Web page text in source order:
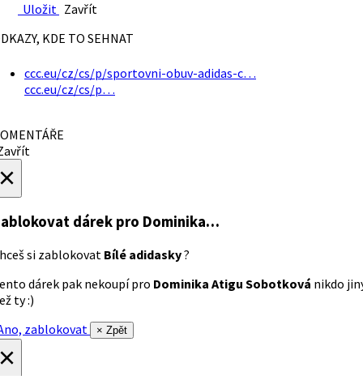
Uložit Zavřít
KDE TO SEHNAT
ccc.eu/cz/cs/p/sportovni-obuv-adidas-c…
ccc.eu/cz/cs/p…
dárek pro Dominika…
si zablokovat Bílé adidasky?
dárek pak nekoupí pro Dominika Atigu Sobotková nikdo
ty :)
zablokovat
× Zpět